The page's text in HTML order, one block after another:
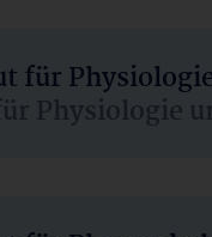
für
Physiologie